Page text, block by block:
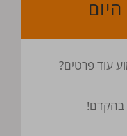
עוד פרטים?
בהקדם!